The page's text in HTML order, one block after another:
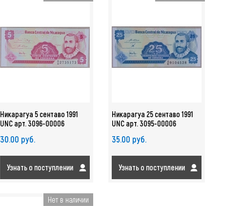
Никарагуа 5 сентаво 1991
UNC арт. 3096-00006
30.00 руб.
Узнать о поступлении
Никарагуа 25 сентаво 1991
UNC арт. 3095-00006
35.00 руб.
Узнать о поступлении
Нет в наличии